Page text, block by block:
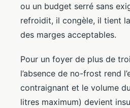
ou un budget serré sans
refroidit, il congèle, il tient
des marges acceptables.
Pour un foyer de plus de
l’absence de no-frost rend
contraignant et le volume
litres maximum) devient